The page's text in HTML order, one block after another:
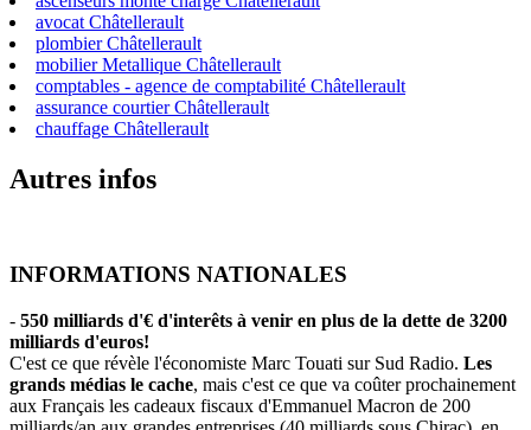
avocat Châtellerault
plombier Châtellerault
mobilier Metallique Châtellerault
comptables - agence de comptabilité Châtellerault
assurance courtier Châtellerault
chauffage Châtellerault
Autres infos
INFORMATIONS NATIONALES
- 550 milliards d'€ d'interêts à venir en plus de la dette de 3200
milliards d'euros!
C'est ce que révèle l'économiste Marc Touati sur Sud Radio. Les
grands médias le cache, mais c'est ce que va coûter prochainement
aux Français les cadeaux fiscaux d'Emmanuel Macron de 200